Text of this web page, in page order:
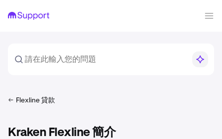
Flexline 貸款
Kraken Flexline 簡介